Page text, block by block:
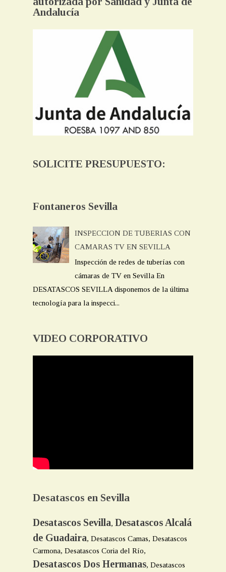
Andalucía
SOLICITE PRESUPUESTO:
Fontaneros Sevilla
INSPECCION DE TUBERIAS CON
CAMARAS TV EN SEVILLA
Inspección de redes de tuberías con
cámaras de TV en Sevilla En
DESATASCOS SEVILLA disponemos de la última
tecnología para la inspecci...
VIDEO CORPORATIVO
Desatascos en Sevilla
Desatascos Sevilla, Desatascos Alcalá
de Guadaira, Desatascos Camas, Desatascos
Carmona, Desatascos Coria del Río,
Desatascos Dos Hermanas, Desatascos